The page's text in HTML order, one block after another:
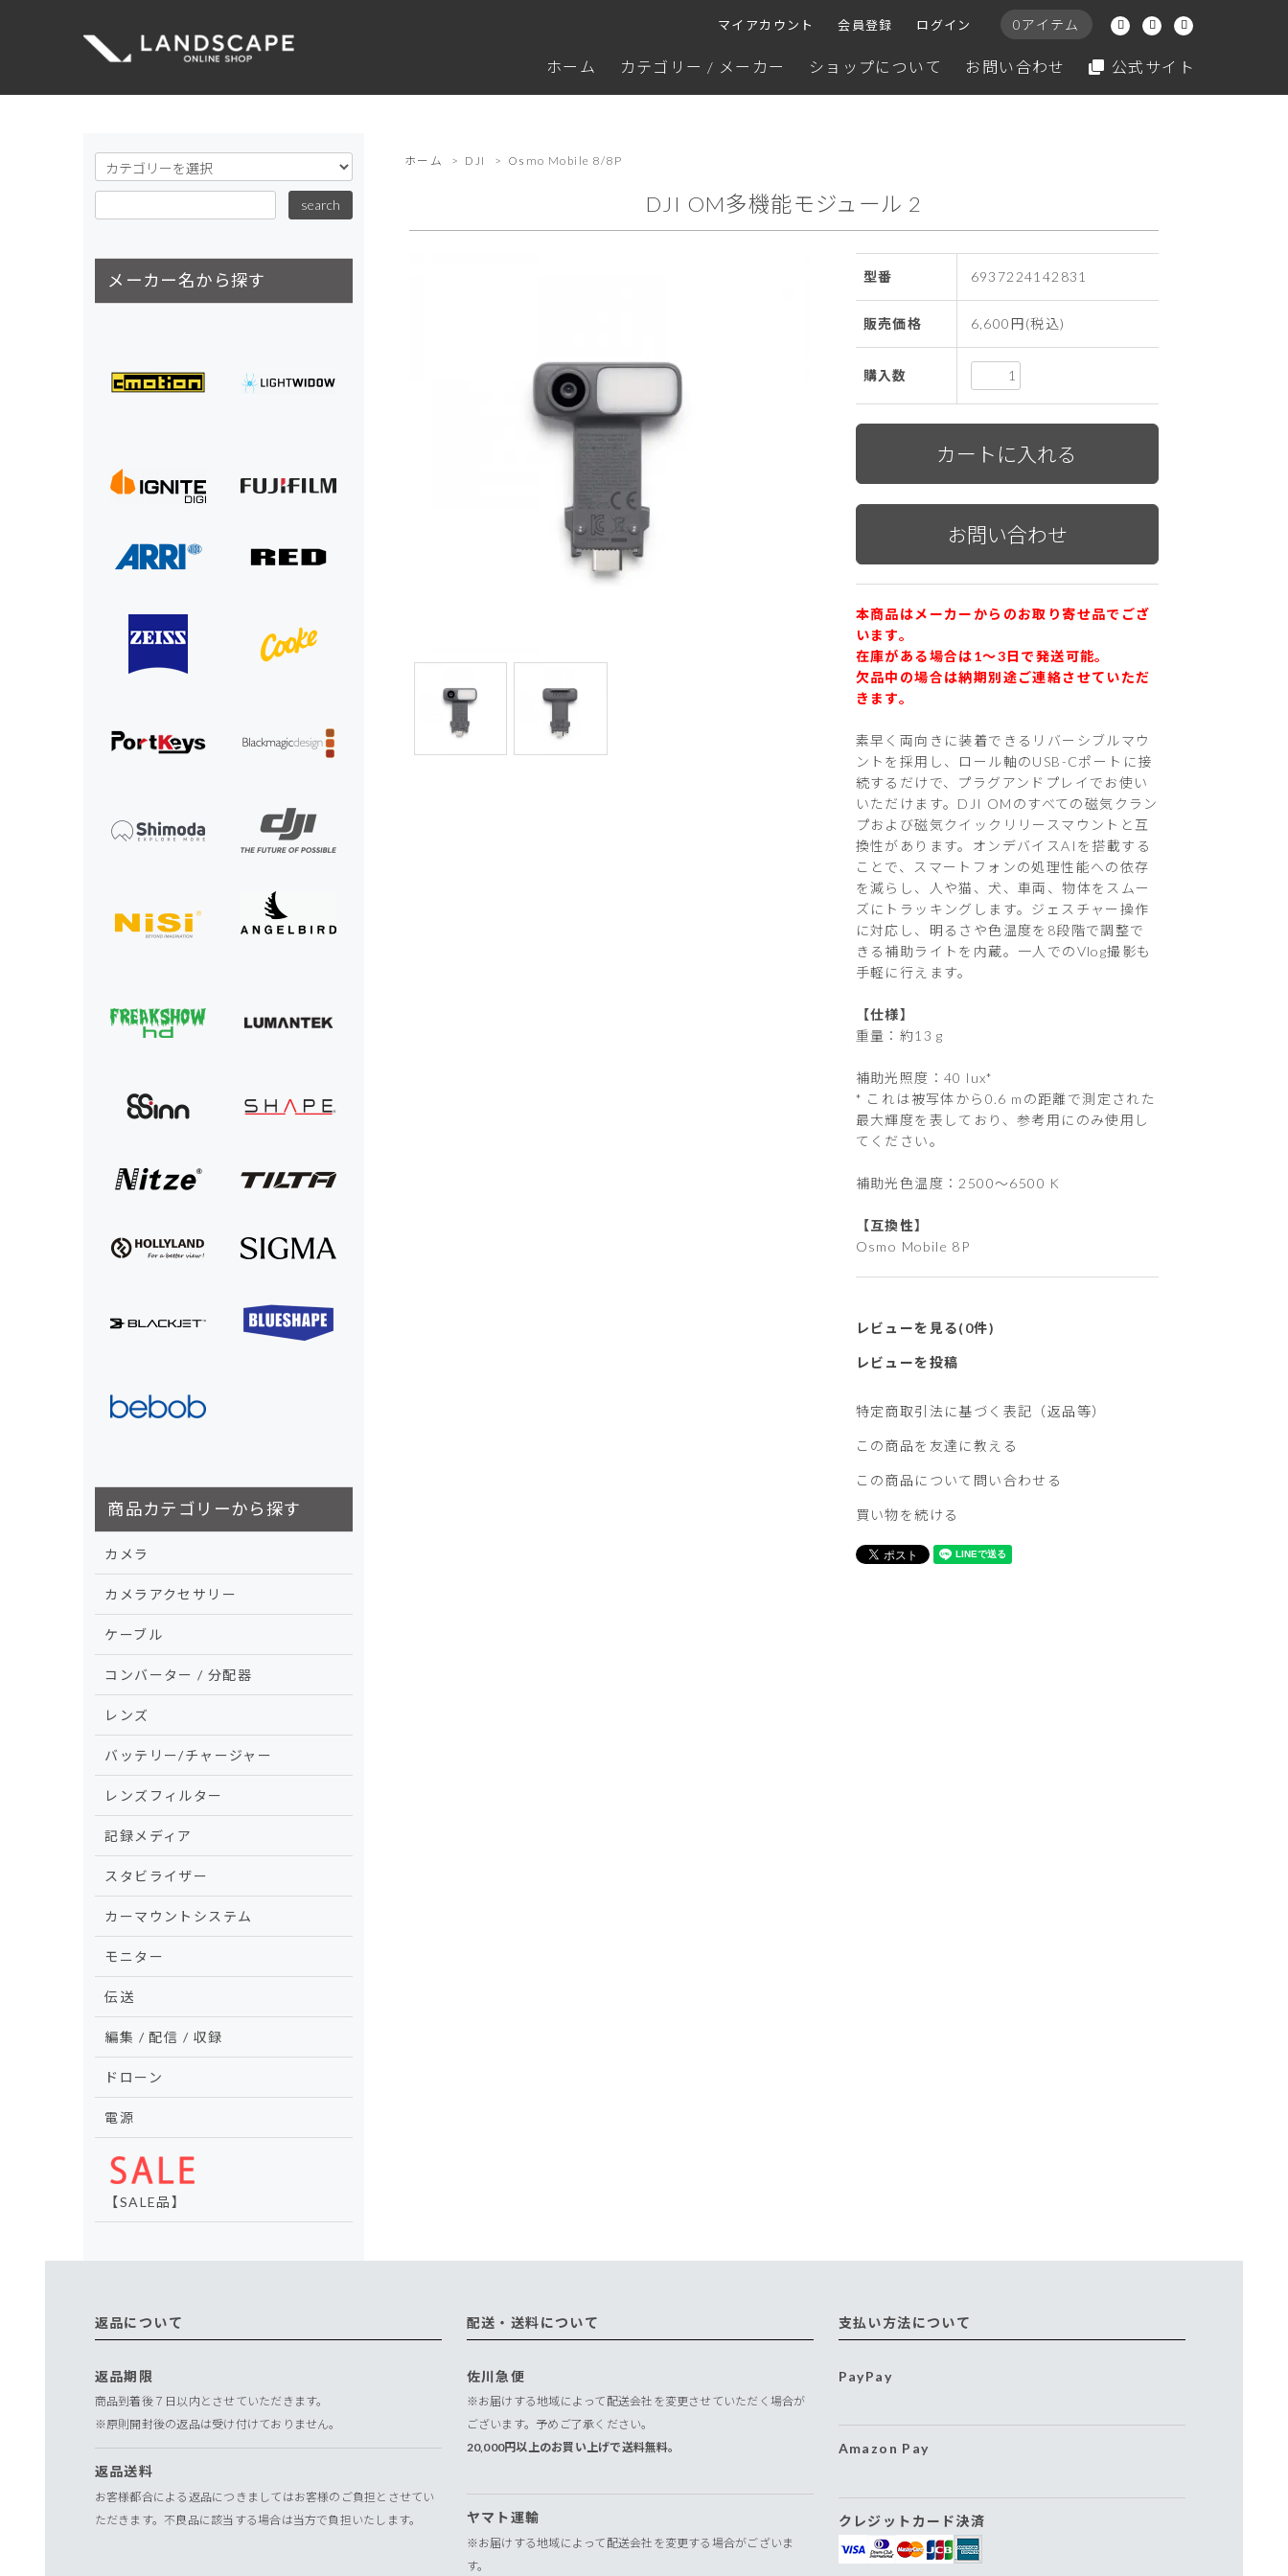
0アイテム
マイアカウント 会員登録 ログイン
ホーム カテゴリー / メーカー ショップについて お問い合わせ 公式サイト
ホーム > DJI > Osmo Mobile 8/8P
DJI OM多機能モジュール 2
型番 6937224142831
販売価格 6,600円(税込)
購入数
本商品はメーカーからのお取り寄せ品でござ
います。
在庫がある場合は1〜3日で発送可能。
欠品中の場合は納期別途ご連絡させていただ
きます。
素早く両向きに装着できるリバーシブルマウ
ントを採用し、ロール軸のUSB-Cポートに接
続するだけで、プラグアンドプレイでお使い
いただけます。DJI OMのすべての磁気クラン
プおよび磁気クイックリリースマウントと互
換性があります。オンデバイスAIを搭載する
ことで、スマートフォンの処理性能への依存
を減らし、人や猫、犬、車両、物体をスムー
ズにトラッキングします。ジェスチャー操作
に対応し、明るさや色温度を8段階で調整で
きる補助ライトを内蔵。一人でのVlog撮影も
手軽に行えます。
【仕様】
重量：約13 g
補助光照度：40 lux*
* これは被写体から0.6 mの距離で測定された
最大輝度を表しており、参考用にのみ使用し
てください。
補助光色温度：2500～6500 K
【互換性】
Osmo Mobile 8P
レビューを見る(0件)
レビューを投稿
特定商取引法に基づく表記（返品等）
この商品を友達に教える
この商品について問い合わせる
買い物を続ける
メーカー名から探す
商品カテゴリーから探す
カメラ
カメラアクセサリー
ケーブル
コンバーター / 分配器
レンズ
バッテリー/チャージャー
レンズフィルター
記録メディア
スタビライザー
カーマウントシステム
モニター
伝送
編集 / 配信 / 収録
ドローン
電源
【SALE品】
返品について
返品期限
商品到着後７日以内とさせていただきます。
※原則開封後の返品は受け付けておりません。
返品送料
お客様都合による返品につきましてはお客様のご負担とさせてい
ただきます。不良品に該当する場合は当方で負担いたします。
配送・送料について
佐川急便
※お届けする地域によって配送会社を変更させていただく場合が
ございます。予めご了承ください。
20,000円以上のお買い上げで送料無料。
ヤマト運輸
※お届けする地域によって配送会社を変更する場合がございま
す。
支払い方法について
PayPay
Amazon Pay
クレジットカード決済